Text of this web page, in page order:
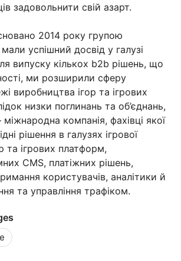
задовольнити свій азарт.
2014 року групою
мали успішний досвід у галузі
випуску кількох b2b рішень, що
ми розширили сферу
виробництва ігор та ігрових
низки поглинань та об’єднань,
компанія, фахівці якої
рішення в галузях ігрової
та ігрових платформ,
CMS, платіжних рішень,
користувачів, аналітики й
та управління трафіком.